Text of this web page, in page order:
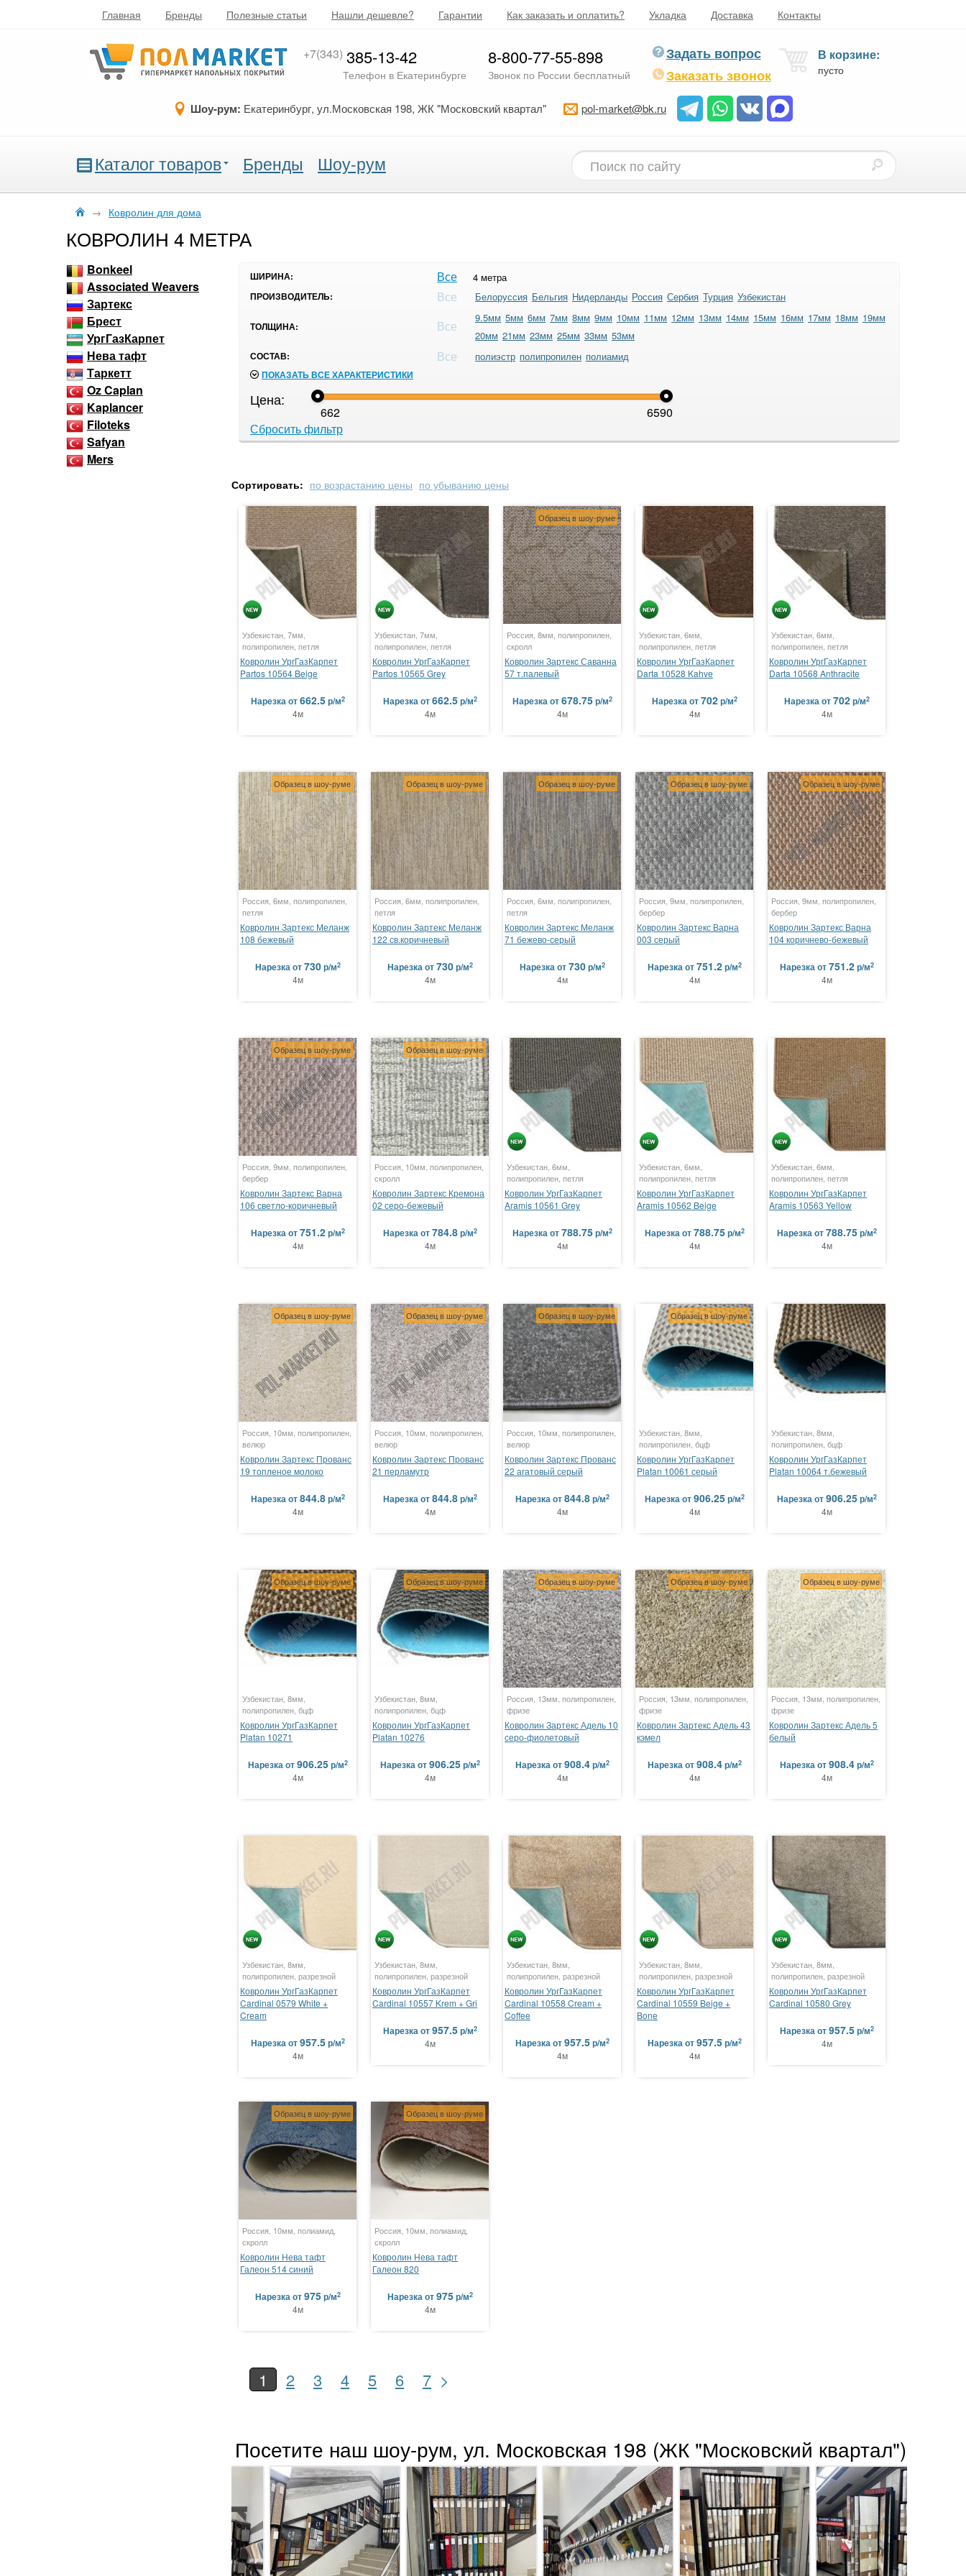
Главная Бренды Полезные статьи Нашли дешевле? Гарантии Как заказать и оплатить? Укладка Доставка Контакты
+7(343) 385-13-42
Телефон в Екатеринбурге
8-800-77-55-898
Звонок по России бесплатный
Задать вопрос
Заказать звонок
В корзине:
пусто
Шоу-рум: Екатеринбург, ул.Московская 198, ЖК "Московский квартал" pol-market@bk.ru
Каталог товаров Бренды Шоу-рум
→ Ковролин для дома
КОВРОЛИН 4 МЕТРА
ШИРИНА: Все 4 метра
ПРОИЗВОДИТЕЛЬ: Все Белоруссия Бельгия Нидерланды Россия Сербия Турция Узбекистан
ТОЛЩИНА: Все
9.5мм 5мм 6мм 7мм 8мм 9мм 10мм 11мм 12мм 13мм 14мм 15мм 16мм 17мм 18мм 19мм
20мм 21мм 23мм 25мм 33мм 53мм
СОСТАВ: Все полиэстр полипропилен полиамид
ПОКАЗАТЬ ВСЕ ХАРАКТЕРИСТИКИ
Цена:
662
6590
Сбросить фильтр
Bonkeel
Associated Weavers
Зартекс
Брест
УргГазКарпет
Нева тафт
Таркетт
Oz Caplan
Kaplancer
Filoteks
Safyan
Mers
Сортировать: по возрастанию цены по убыванию цены
Узбекистан, 7мм,
полипропилен, петля
Ковролин УргГазКарпет
Partos 10564 Beige
Нарезкаот662.5р/м2
4м
Узбекистан, 7мм,
полипропилен, петля
Ковролин УргГазКарпет
Partos 10565 Grey
Нарезкаот662.5р/м2
4м
Образец в шоу-руме
Россия, 8мм, полипропилен,
скролл
Ковролин Зартекс Саванна
57 т.палевый
Нарезкаот678.75р/м2
4м
Узбекистан, 6мм,
полипропилен, петля
Ковролин УргГазКарпет
Darta 10528 Kahve
Нарезкаот702р/м2
4м
Узбекистан, 6мм,
полипропилен, петля
Ковролин УргГазКарпет
Darta 10568 Anthracite
Нарезкаот702р/м2
4м
Образец в шоу-руме
Россия, 6мм, полипропилен,
петля
Ковролин Зартекс Меланж
108 бежевый
Нарезкаот730р/м2
4м
Образец в шоу-руме
Россия, 6мм, полипропилен,
петля
Ковролин Зартекс Меланж
122 св.коричневый
Нарезкаот730р/м2
4м
Образец в шоу-руме
Россия, 6мм, полипропилен,
петля
Ковролин Зартекс Меланж
71 бежево-серый
Нарезкаот730р/м2
4м
Образец в шоу-руме
Россия, 9мм, полипропилен,
бербер
Ковролин Зартекс Варна
003 серый
Нарезкаот751.2р/м2
4м
Образец в шоу-руме
Россия, 9мм, полипропилен,
бербер
Ковролин Зартекс Варна
104 коричнево-бежевый
Нарезкаот751.2р/м2
4м
Образец в шоу-руме
Россия, 9мм, полипропилен,
бербер
Ковролин Зартекс Варна
106 светло-коричневый
Нарезкаот751.2р/м2
4м
Образец в шоу-руме
Россия, 10мм, полипропилен,
скролл
Ковролин Зартекс Кремона
02 серо-бежевый
Нарезкаот784.8р/м2
4м
Узбекистан, 6мм,
полипропилен, петля
Ковролин УргГазКарпет
Aramis 10561 Grey
Нарезкаот788.75р/м2
4м
Узбекистан, 6мм,
полипропилен, петля
Ковролин УргГазКарпет
Aramis 10562 Beige
Нарезкаот788.75р/м2
4м
Узбекистан, 6мм,
полипропилен, петля
Ковролин УргГазКарпет
Aramis 10563 Yellow
Нарезкаот788.75р/м2
4м
Образец в шоу-руме
Россия, 10мм, полипропилен,
велюр
Ковролин Зартекс Прованс
19 топленое молоко
Нарезкаот844.8р/м2
4м
Образец в шоу-руме
Россия, 10мм, полипропилен,
велюр
Ковролин Зартекс Прованс
21 перламутр
Нарезкаот844.8р/м2
4м
Образец в шоу-руме
Россия, 10мм, полипропилен,
велюр
Ковролин Зартекс Прованс
22 агатовый серый
Нарезкаот844.8р/м2
4м
Образец в шоу-руме
Узбекистан, 8мм,
полипропилен, бцф
Ковролин УргГазКарпет
Platan 10061 серый
Нарезкаот906.25р/м2
4м
Узбекистан, 8мм,
полипропилен, бцф
Ковролин УргГазКарпет
Platan 10064 т.бежевый
Нарезкаот906.25р/м2
4м
Образец в шоу-руме
Узбекистан, 8мм,
полипропилен, бцф
Ковролин УргГазКарпет
Platan 10271
Нарезкаот906.25р/м2
4м
Образец в шоу-руме
Узбекистан, 8мм,
полипропилен, бцф
Ковролин УргГазКарпет
Platan 10276
Нарезкаот906.25р/м2
4м
Образец в шоу-руме
Россия, 13мм, полипропилен,
фризе
Ковролин Зартекс Адель 10
серо-фиолетовый
Нарезкаот908.4р/м2
4м
Образец в шоу-руме
Россия, 13мм, полипропилен,
фризе
Ковролин Зартекс Адель 43
кэмел
Нарезкаот908.4р/м2
4м
Образец в шоу-руме
Россия, 13мм, полипропилен,
фризе
Ковролин Зартекс Адель 5
белый
Нарезкаот908.4р/м2
4м
Узбекистан, 8мм,
полипропилен, разрезной
Ковролин УргГазКарпет
Cardinal 0579 White +
Cream
Нарезкаот957.5р/м2
4м
Узбекистан, 8мм,
полипропилен, разрезной
Ковролин УргГазКарпет
Cardinal 10557 Krem + Gri
Нарезкаот957.5р/м2
4м
Узбекистан, 8мм,
полипропилен, разрезной
Ковролин УргГазКарпет
Cardinal 10558 Cream +
Coffee
Нарезкаот957.5р/м2
4м
Узбекистан, 8мм,
полипропилен, разрезной
Ковролин УргГазКарпет
Cardinal 10559 Beige +
Bone
Нарезкаот957.5р/м2
4м
Узбекистан, 8мм,
полипропилен, разрезной
Ковролин УргГазКарпет
Cardinal 10580 Grey
Нарезкаот957.5р/м2
4м
Образец в шоу-руме
Россия, 10мм, полиамид,
скролл
Ковролин Нева тафт
Галеон 514 синий
Нарезкаот975р/м2
4м
Образец в шоу-руме
Россия, 10мм, полиамид,
скролл
Ковролин Нева тафт
Галеон 820
Нарезкаот975р/м2
4м
1 2 3 4 5 6 7 >
Посетите наш шоу-рум, ул. Московская 198 (ЖК "Московский квартал")